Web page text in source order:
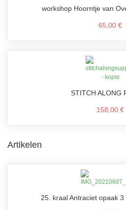
workshop Hoorntje van
65,00 €
STITCH ALONG
158,00 €
Artikelen
25. kraal Antraciet opaak